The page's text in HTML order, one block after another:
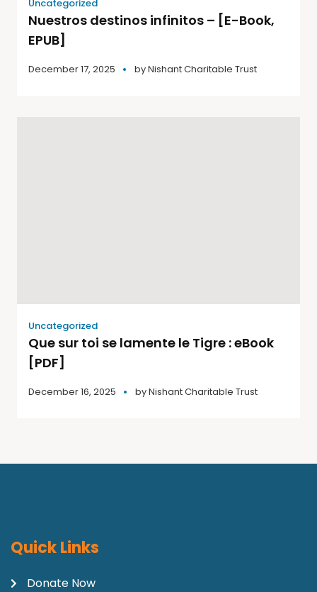
Uncategorized
Nuestros destinos infinitos – [E-Book,
EPUB]
December 17, 2025 byNishant Charitable Trust
Uncategorized
Que sur toi se lamente le Tigre : eBook
[PDF]
December 16, 2025 byNishant Charitable Trust
Quick Links
Donate Now